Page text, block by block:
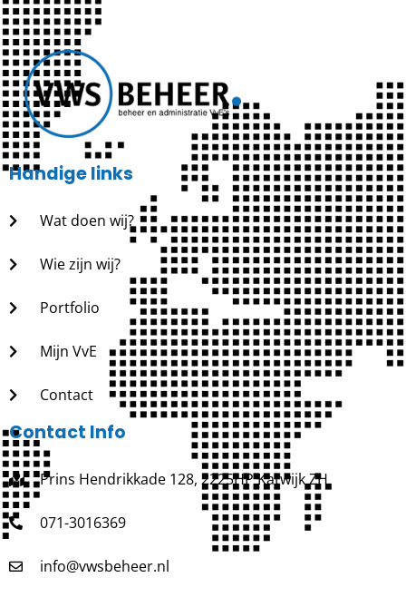
Handige links
Wat doen wij?
Wie zijn wij?
Portfolio
Mijn VvE
Contact
Contact Info
Prins Hendrikkade 128, 2225HP Katwijk ZH
071-3016369
info@vwsbeheer.nl